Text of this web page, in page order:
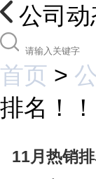
公司动
首页 >
排名！！
11月热销排